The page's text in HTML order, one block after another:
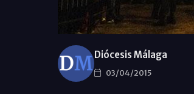
Diócesis Málaga
03/04/2015